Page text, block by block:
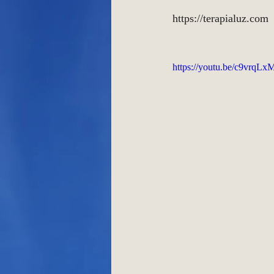
https://terapialuz.com
https://youtu.be/